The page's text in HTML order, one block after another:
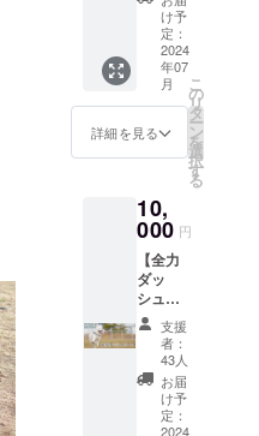
ルター
「NYO
NYO
house
」の建
築代に
あてさ
せてい
●お礼
のメッ
セージ
●セカン
ドピー
スオリ
ジナル
キー
チャー
ム一つ
（種類
ランダ
け予
定：
2024
年07
月
詳細を見る
こ
の
リ
タ
ー
ン
を
選
択
す
る
10,
000 円
【全力
ダッ
シュ
コー
ス】
10000
円 ●ご
支援金
すべて
支援
者：
43人
お届
け予
定：
2024